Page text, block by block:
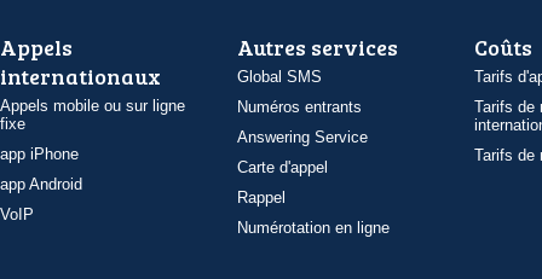
Appels
internationaux
Appels mobile ou sur ligne
fixe
app iPhone
app Android
VoIP
Autres services
Global SMS
Numéros entrants
Answering Service
Carte d'appel
Rappel
Numérotation en ligne
Coûts
Tarifs
Tarifs de
Tarifs de